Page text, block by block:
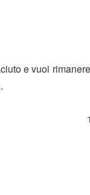
e vuoi
.